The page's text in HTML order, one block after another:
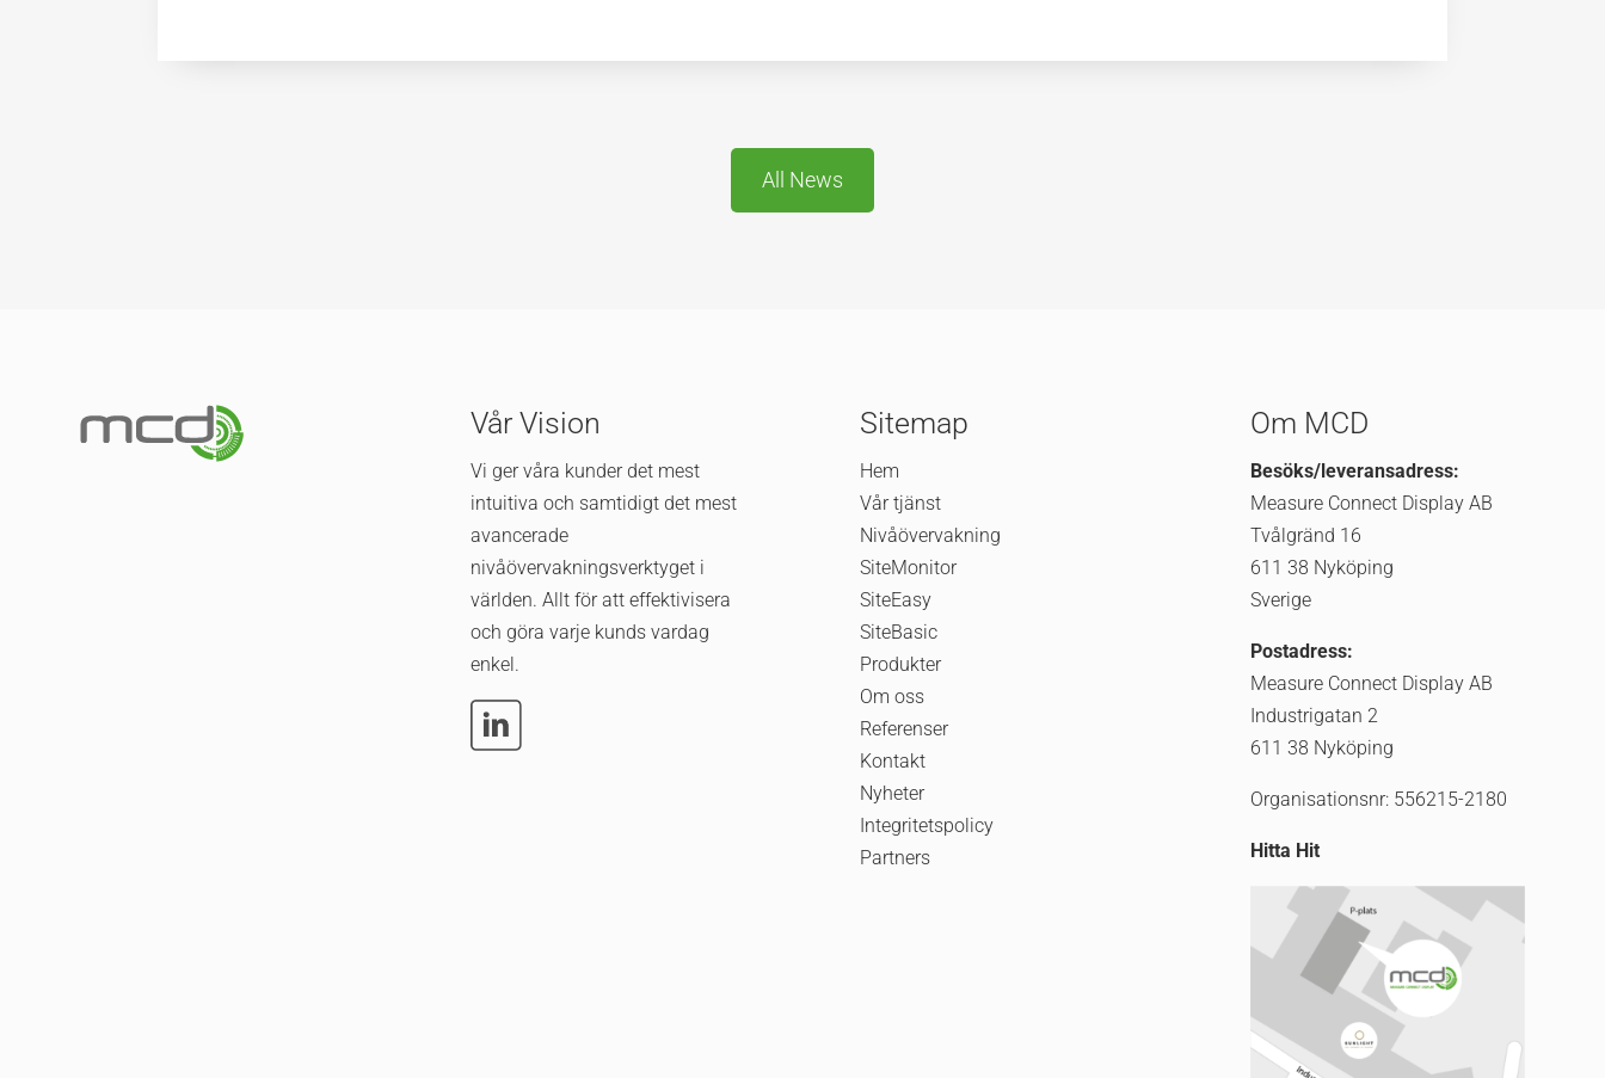
All News
Vår Vision
Vi ger våra kunder det mest
intuitiva och samtidigt det mest
avancerade
nivåövervakningsverktyget i
världen. Allt för att effektivisera
och göra varje kunds vardag
enkel.
Sitemap
Hem
Vår tjänst
Nivåövervakning
SiteMonitor
SiteEasy
SiteBasic
Produkter
Om oss
Referenser
Kontakt
Nyheter
Integritetspolicy
Partners
Om MCD
Besöks/leveransadress:
Measure Connect Display AB
Tvålgränd 16
611 38 Nyköping
Sverige
Postadress:
Measure Connect Display AB
Industrigatan 2
611 38 Nyköping
Organisationsnr: 556215-2180
Hitta Hit